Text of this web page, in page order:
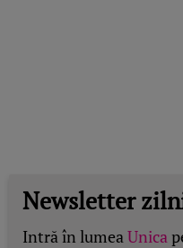
Newsletter
Intră în lumeaUnica